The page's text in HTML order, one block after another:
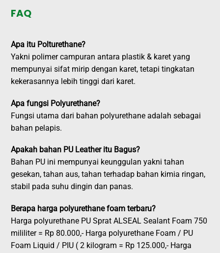
FAQ
Apa itu Polturethane?
Yakni polimer campuran antara plastik & karet yang
mempunyai sifat mirip dengan karet, tetapi tingkatan
kekerasannya lebih tinggi dari karet.
Apa fungsi Polyurethane?
Fungsi utama dari bahan polyurethane adalah sebagai
bahan pelapis.
Apakah bahan PU Leather itu Bagus?
Bahan PU ini mempunyai keunggulan yakni tahan
gesekan, tahan aus, tahan terhadap bahan kimia ringan,
stabil pada suhu dingin dan panas.
Berapa harga polyurethane foam terbaru?
Harga polyurethane PU Sprat ALSEAL Sealant Foam 750
mililiter = Rp 80.000,- Harga polyurethane Foam / PU
Foam Liquid / PIU ( 2 kilogram = Rp 125.000,- Harga